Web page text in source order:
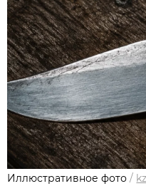
Иллюстративное фото /